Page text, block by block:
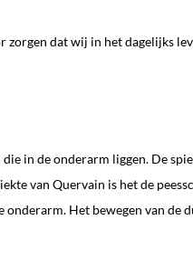
dat wij in het dagelijks
in de onderarm liggen. De
van Quervain is het de
Het bewegen van de